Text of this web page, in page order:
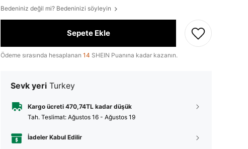
Bedeniniz değil mi? Bedeninizi söyleyin
Sepete Ekle
Ödeme sırasında hesaplanan 14 SHEIN Puanına kadar kazanın.
Sevk yeri Turkey
Kargo ücreti 470,74TL kadar düşük
Tah. Teslimat: Ağustos 16 - Ağustos 19
İadeler Kabul Edilir